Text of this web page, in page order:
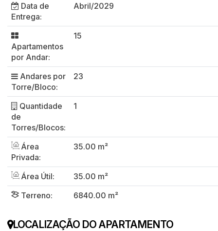
Data de
Entrega:
Abril/2029
Apartamentos
por Andar:
15
Andares por
Torre/Bloco:
23
Quantidade
de
Torres/Blocos:
1
Área
Privada:
35.00 m²
Área Útil:
35.00 m²
Terreno:
6840.00 m²
LOCALIZAÇÃO DO APARTAMENTO